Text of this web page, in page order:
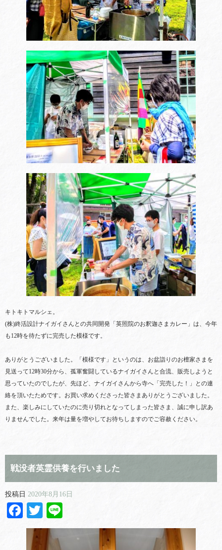
キトキトマルシェ。
(株)終活設計ナイガイさんとの共同開発「英照院のお釈迦さまカレー」は、今年
も12時を待たずに完売した模様です。
ありがとうございました。「模様です」というのは、お盆詣りのお檀家さまを
見送って12時30分から、孤軍奮闘しているナイガイさんと合流、販売しようと
思っていたのでしたが、先ほど、ナイガイさんから寺へ「完売した！」との連
絡を頂いたためです。お買い求めくださった皆さまありがとうございました。
また、楽しみにしていたのに売り切れとなってしまった皆さま、誠に申し訳あ
りませんでした。来年は量を増やしてお待ちしますのでご容赦ください。
戦没者英霊供養を行いました
投稿日 2020年8月16日
Facebook
Twitter